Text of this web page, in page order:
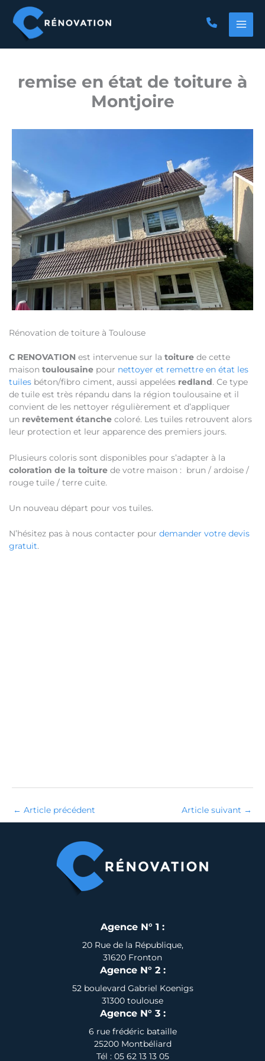
contenu
remise en état de toiture à
Montjoire
Rénovation de toiture à Toulouse
C RENOVATION est intervenue sur la toiture de cette
maison toulousaine pour nettoyer et remettre en état les
tuiles béton/fibro ciment, aussi appelées redland. Ce type
de tuile est très répandu dans la région toulousaine et il
convient de les nettoyer régulièrement et d’appliquer
un revêtement étanche coloré. Les tuiles retrouvent alors
leur protection et leur apparence des premiers jours.
Plusieurs coloris sont disponibles pour s’adapter à la
coloration de la toiture de votre maison : brun / ardoise /
rouge tuile / terre cuite.
Un nouveau départ pour vos tuiles.
N’hésitez pas à nous contacter pour demander votre devis
gratuit.
← Article précédent Article suivant →
Agence N° 1 :
20 Rue de la République,
31620 Fronton
Agence N° 2 :
52 boulevard Gabriel Koenigs
31300 toulouse
Agence N° 3 :
6 rue frédéric bataille
25200 Montbéliard
Tél : 05 62 13 13 05